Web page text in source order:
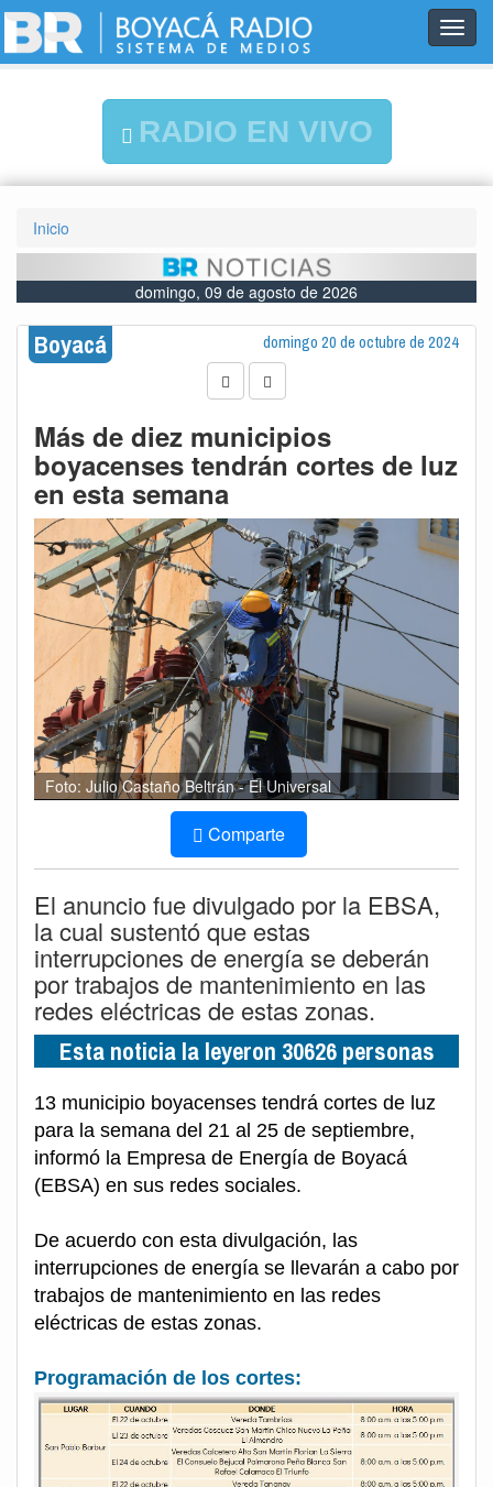
RADIO EN VIVO
Inicio
domingo, 09 de agosto de 2026
Boyacá domingo 20 de octubre de 2024
Más de diez municipios
boyacenses tendrán cortes de luz
en esta semana
Foto: Julio Castaño Beltrán - El Universal
Comparte
El anuncio fue divulgado por la EBSA,
la cual sustentó que estas
interrupciones de energía se deberán
por trabajos de mantenimiento en las
redes eléctricas de estas zonas.
Esta noticia la leyeron 30626 personas
13 municipio boyacenses tendrá cortes de luz
para la semana del 21 al 25 de septiembre,
informó la Empresa de Energía de Boyacá
(EBSA) en sus redes sociales.
De acuerdo con esta divulgación, las
interrupciones de energía se llevarán a cabo por
trabajos de mantenimiento en las redes
eléctricas de estas zonas.
Programación de los cortes: